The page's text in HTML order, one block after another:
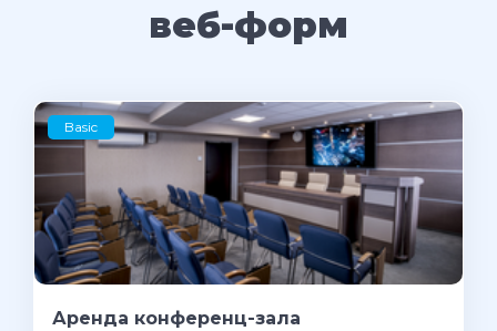
веб-форм
Basic
Аренда конференц-зала